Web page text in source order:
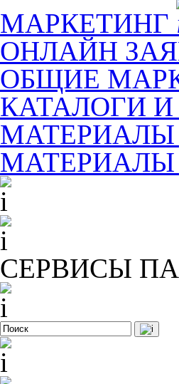
МАРКЕТИНГ
ОНЛАЙН
ОБЩИЕ
КАТАЛОГИ
МАТЕРИАЛЫ
СЕРВИСЫ